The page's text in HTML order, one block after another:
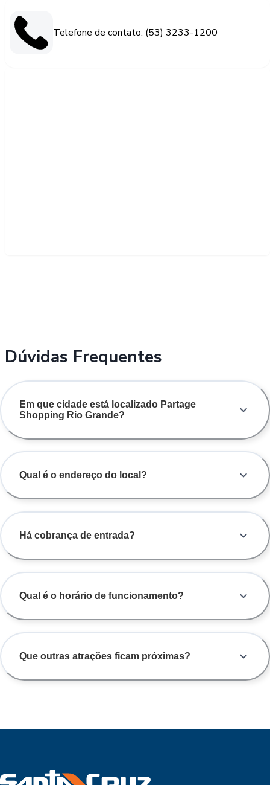
Telefone de contato: (53) 3233-1200
Dúvidas Frequentes
Em que cidade está localizado Partage
Shopping Rio Grande?
Qual é o endereço do local?
Há cobrança de entrada?
Qual é o horário de funcionamento?
Que outras atrações ficam próximas?